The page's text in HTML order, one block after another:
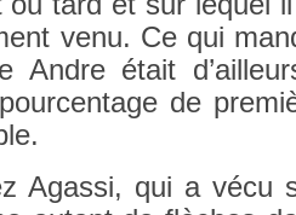
venu. Ce qui
Andre était
de
Agas­si, qui a vécu